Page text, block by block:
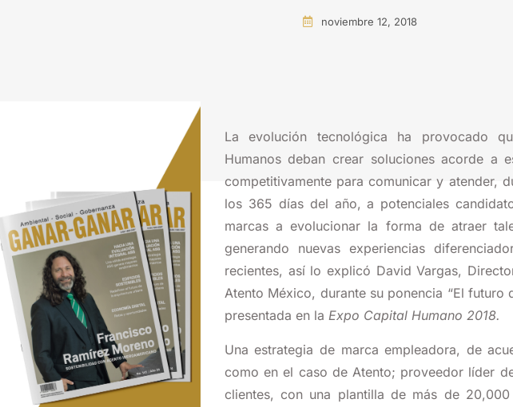
noviembre 12, 2018
La evolución tecnológica ha provocado
Humanos deban crear soluciones acorde a
competitivamente para comunicar y atender,
los 365 días del año, a potenciales
marcas a evolucionar la forma de atraer
generando nuevas experiencias
recientes, asílo explicó David Vargas,
Atento México, durante su ponencia “El futuro
presentada en la Expo Capital Humano 2018.
Una estrategia de marca empleadora, de
como en el caso de Atento; proveedor líder
clientes, con una plantilla de más de